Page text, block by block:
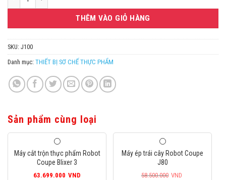
THÊM VÀO GIỎ HÀNG
SKU: J100
Danh mục: THIẾT BỊ SƠ CHẾ THỰC PHẨM
Sản phẩm cùng loại
Máy cắt trộn thực phẩm Robot
Coupe Blixer 3
63.699.000 VND
Máy ép trái cây Robot Coupe
J80
58.500.000 VND